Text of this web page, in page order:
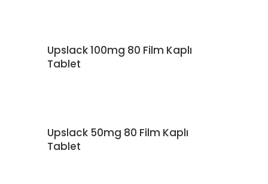
DEVAMINI OKU
Upslack 100mg 80 Film Kaplı
Tablet
DEVAMINI OKU
Upslack 50mg 80 Film Kaplı
Tablet